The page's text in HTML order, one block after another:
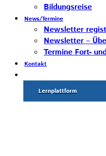
Bildungsreise
News/Termine
Newsletter
Newsletter –
Termine Fort-
Kontakt
Lernplattform